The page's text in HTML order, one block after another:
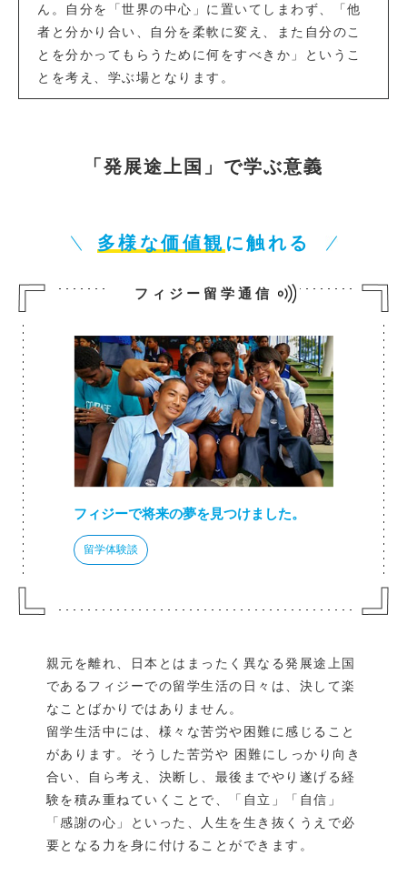
ん。自分を「世界の中心」に置いてしまわず、「他
者と分かり合い、自分を柔軟に変え、また自分のこ
とを分かってもらうために何をすべきか」というこ
とを考え、学ぶ場となります。
「発展途上国」で学ぶ意義
多様な価値観 に触れる
フィジー留学通信
フィジーで将来の夢を見つけました。
留学体験談
親元を離れ、日本とはまったく異なる発展途上国
であるフィジーでの留学生活の日々は、決して楽
なことばかりではありません。
留学生活中には、様々な苦労や困難に感じること
があります。そうした苦労や 困難にしっかり向き
合い、自ら考え、決断し、最後までやり遂げる経
験を積み重ねていくことで、「自立」「自信」
「感謝の心」といった、人生を生き抜くうえで必
要となる力を身に付けることができます。